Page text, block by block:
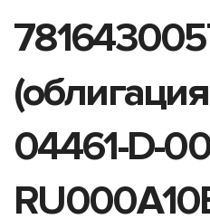
04461-D-